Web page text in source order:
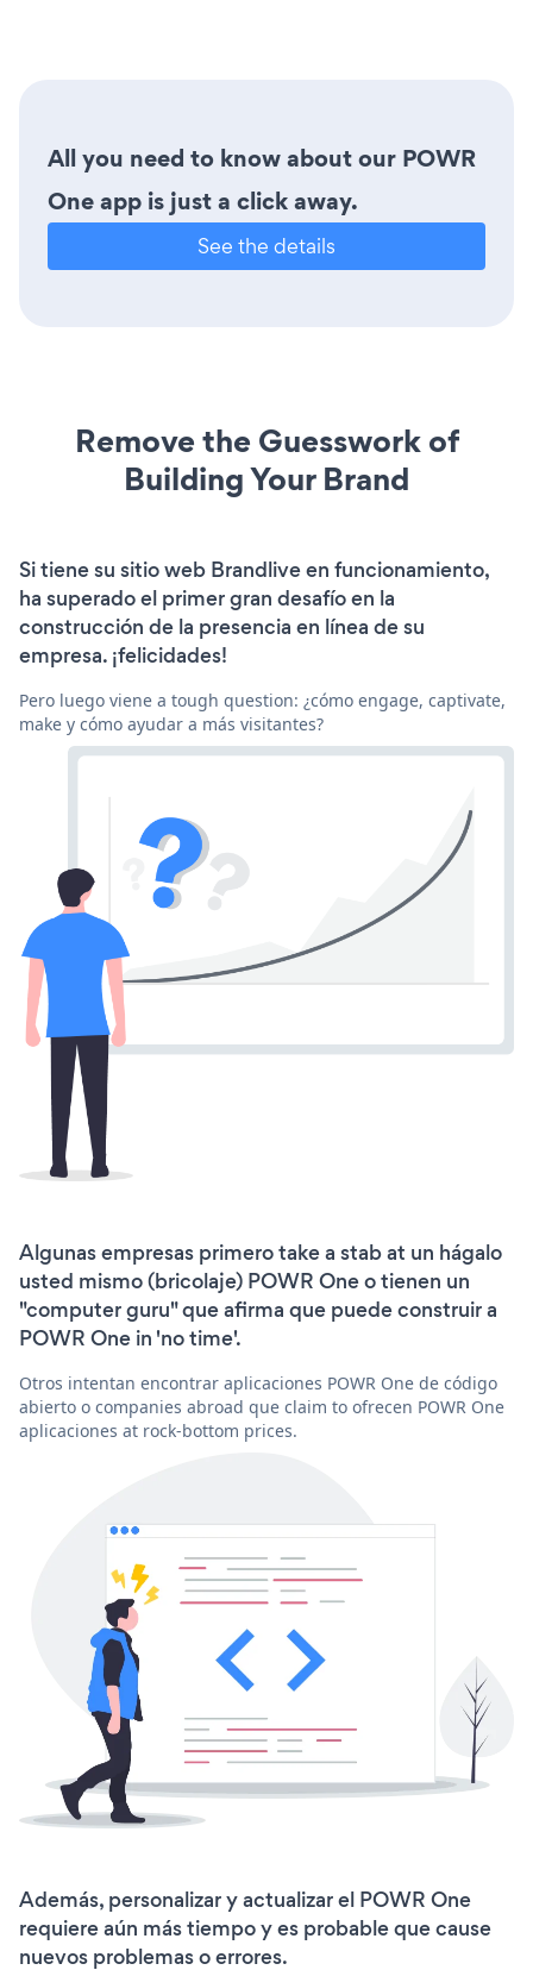
All you need to know about our POWR
One app is just a click away.
See the details
Remove the Guesswork of
Building Your Brand
Si tiene su sitio web Brandlive en funcionamiento,
ha superado el primer gran desafío en la
construcción de la presencia en línea de su
empresa. ¡felicidades!
Pero luego viene a tough question: ¿cómo engage, captivate,
make y cómo ayudar a más visitantes?
Algunas empresas primero take a stab at un hágalo
usted mismo (bricolaje) POWR One o tienen un
"computer guru" que afirma que puede construir a
POWR One in 'no time'.
Otros intentan encontrar aplicaciones POWR One de código
abierto o companies abroad que claim to ofrecen POWR One
aplicaciones at rock-bottom prices.
Además, personalizar y actualizar el POWR One
requiere aún más tiempo y es probable que cause
nuevos problemas o errores.